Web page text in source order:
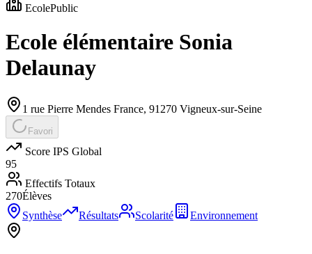
EcolePublic
Ecole élémentaire Sonia
Delaunay
1 rue Pierre Mendes France, 91270 Vigneux-sur-Seine
Favori
Score IPS Global
95
Effectifs Totaux
270Élèves
Synthèse
Résultats Scolarité Environnement